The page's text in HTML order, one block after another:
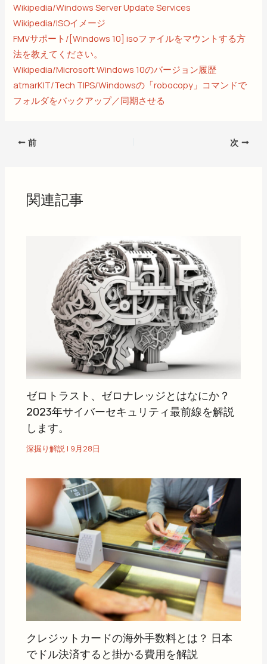
Wikipedia/Windows Server Update Services
Wikipedia/ISOイメージ
FMVサポート/[Windows 10] isoファイルをマウントする方
法を教えてください。
Wikipedia/Microsoft Windows 10のバージョン履歴
atmarKIT/Tech TIPS/Windowsの「robocopy」コマンドで
フォルダをバックアップ／同期させる
前 次
関連記事
ゼロトラスト、ゼロナレッジとはなにか？
2023年サイバーセキュリティ最前線を解説
します。
深掘り解説 | 9月28日
クレジットカードの海外手数料とは？ 日本
でドル決済すると掛かる費用を解説